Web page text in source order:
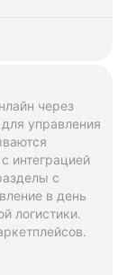
через
управления
интеграцией
с
в день
логистики.